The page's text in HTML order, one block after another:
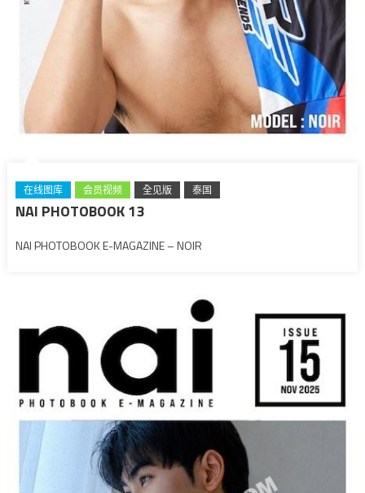
在线图库 会员视频 全见版 泰国
NAI PHOTOBOOK 13
NAI PHOTOBOOK E-MAGAZINE – NOIR